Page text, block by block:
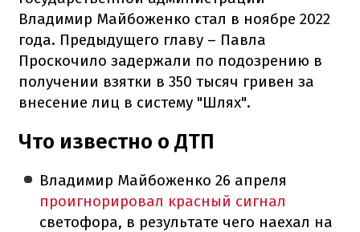
Владимир Майбоженко стал в ноябре 2022
года. Предыдущего главу – Павла
Проскочило задержали по подозрению в
получении взятки в 350 тысяч гривен за
внесение лиц в систему "Шлях".
Что известно о ДТП
Владимир Майбоженко 26 апреля
проигнорировал красный сигнал
светофора, в результате чего наехал на